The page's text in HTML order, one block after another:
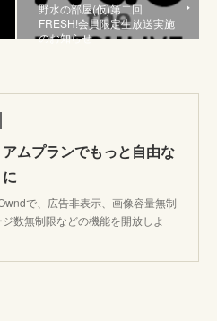
野水の部屋(仮)第二回
FRESH!会員限定生放送実施
のお知らせ
ムプランでもっと自由な
で、広告非表示、画像容量無制
数無制限などの機能を開放しよ